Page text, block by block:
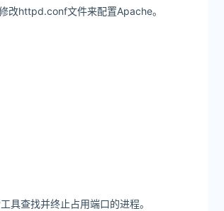
改httpd.conf文件来配置Apache。
具查找并终止占用端口的进程。